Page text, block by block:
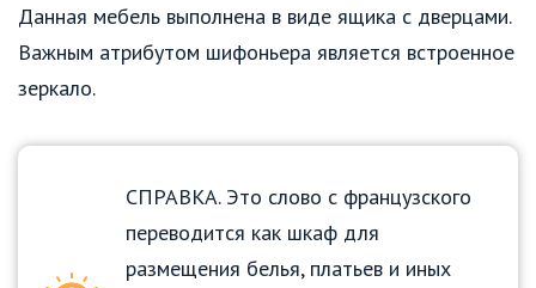
Данная мебель выполнена в виде ящика с дверцами.
Важным атрибутом шифоньера является встроенное
зеркало.
СПРАВКА. Это слово с французского
переводится как шкаф для
размещения белья, платьев и иных